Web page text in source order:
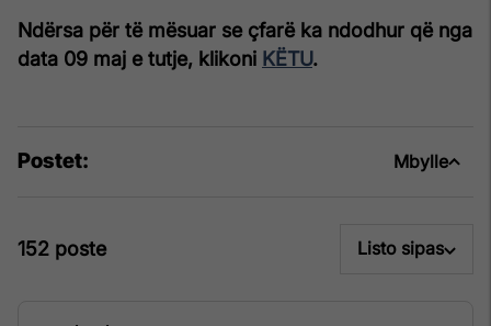
Ndërsa për të mësuar se çfarë ka ndodhur që nga
data 09 maj e tutje, klikoni KËTU.
Postet: Mbylle
152 poste Listo sipas